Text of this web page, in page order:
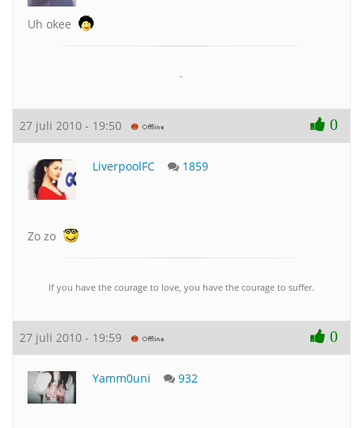
Uh okee
-
27 juli 2010 - 19:50 0
LiverpoolFC 1859
Zo zo
If you have the courage to love, you have the courage to suffer.
27 juli 2010 - 19:59 0
Yamm0uni 932